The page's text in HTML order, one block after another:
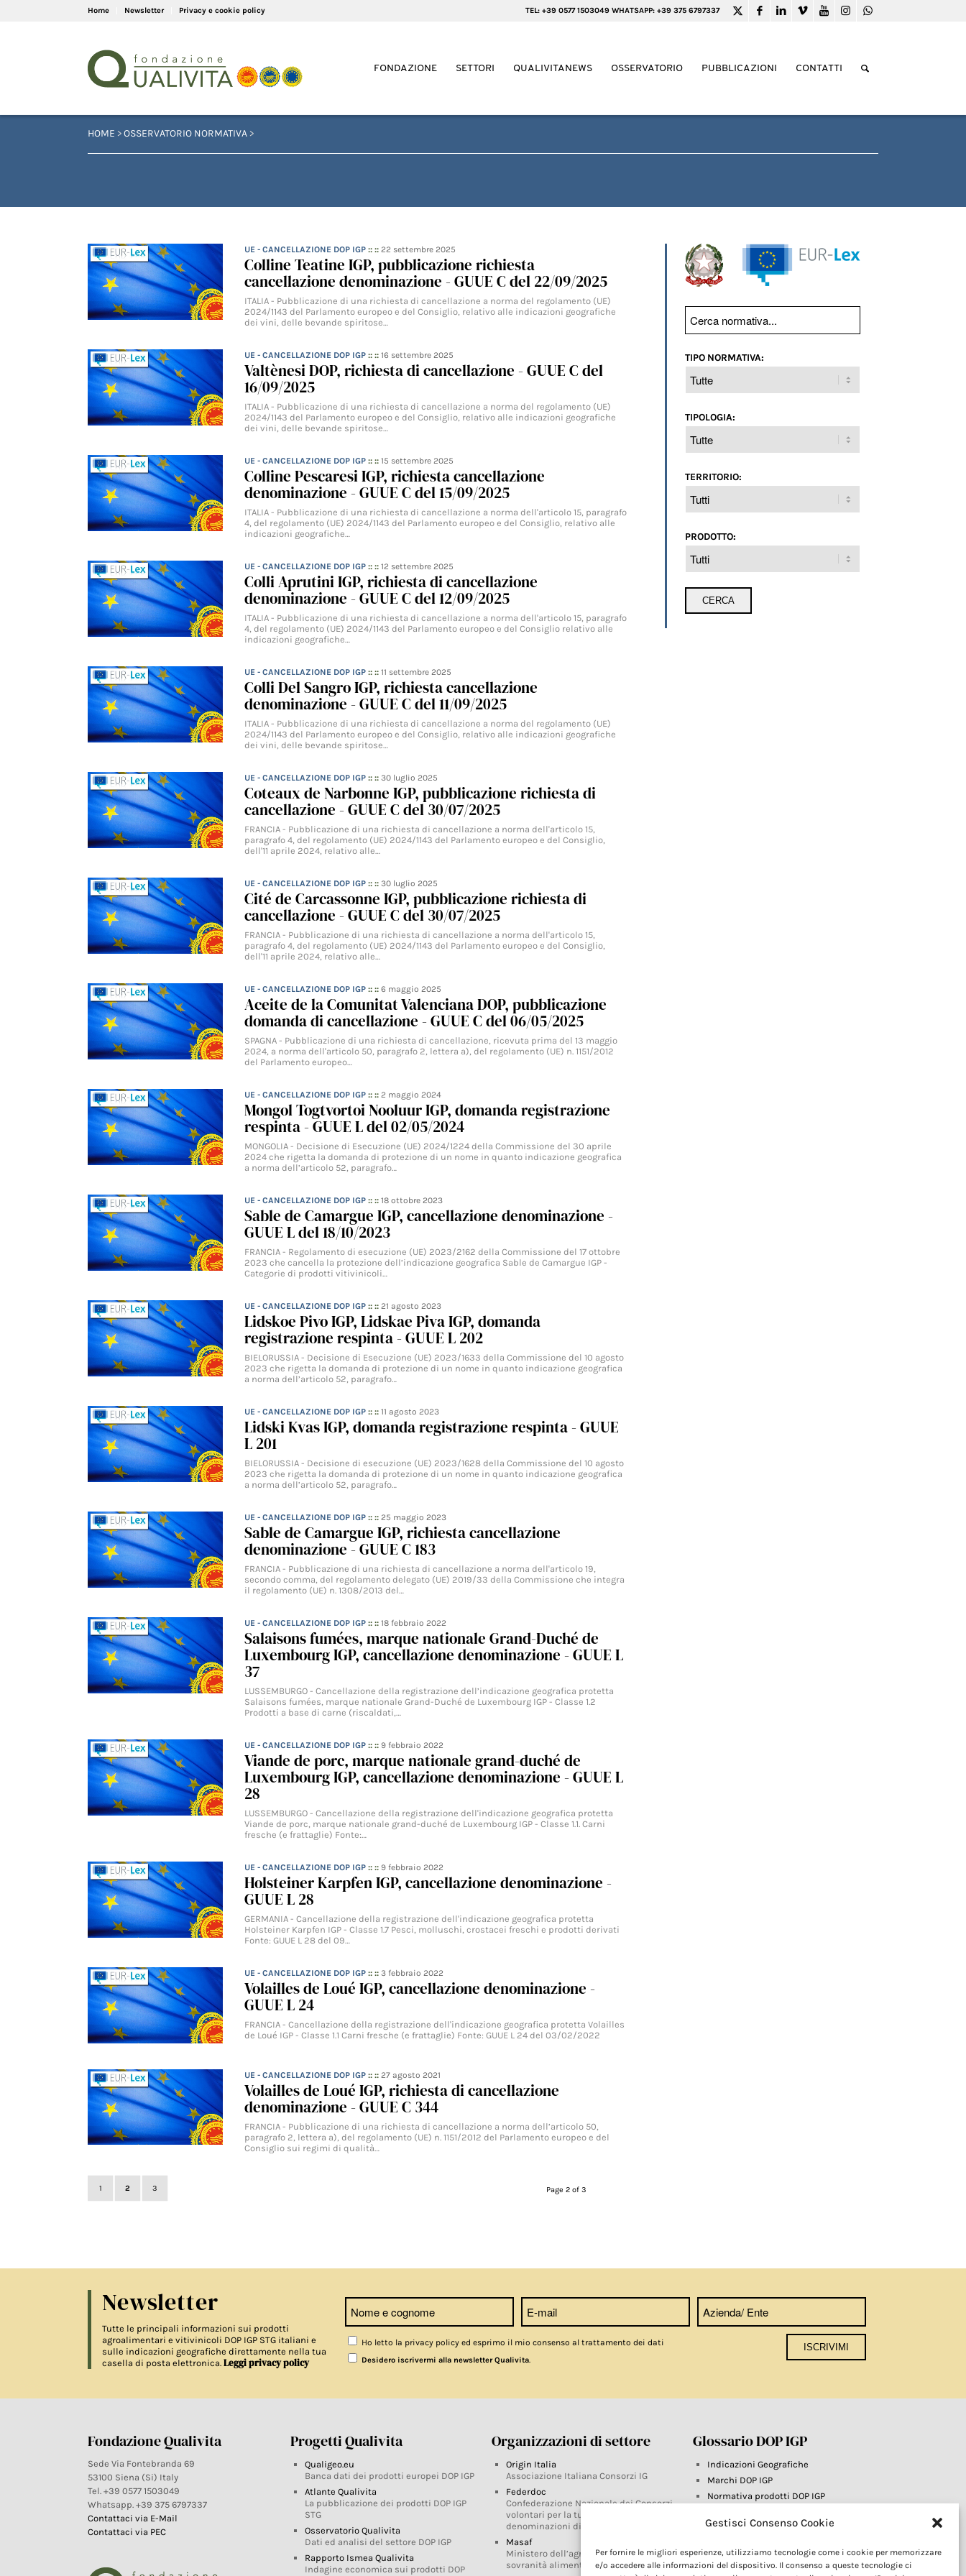
Gestisci Consenso Cookie
Per fornire le migliori esperienze, utilizziamo tecnologie come i cookie per memorizzare
e/o accedere alle informazioni del dispositivo. Il consenso a queste tecnologie ci
Home Newsletter Privacy e cookie policy TEL: +39 0577 1503049 WHATSAPP: +39 375 6797337
FONDAZIONE SETTORI QUALIVITANEWS OSSERVATORIO PUBBLICAZIONI CONTATTI
HOME >OSSERVATORIO NORMATIVA >
UE - CANCELLAZIONE DOP IGP :: ::22 settembre 2025
Colline Teatine IGP, pubblicazione richiesta
cancellazione denominazione - GUUE C del 22/09/2025
ITALIA - Pubblicazione di una richiesta di cancellazione a norma del regolamento (UE)
2024/1143 del Parlamento europeo e del Consiglio, relativo alle indicazioni geografiche
dei vini, delle bevande spiritose…
UE - CANCELLAZIONE DOP IGP :: ::16 settembre 2025
Valtènesi DOP, richiesta di cancellazione - GUUE C del
16/09/2025
ITALIA - Pubblicazione di una richiesta di cancellazione a norma del regolamento (UE)
2024/1143 del Parlamento europeo e del Consiglio, relativo alle indicazioni geografiche
dei vini, delle bevande spiritose…
UE - CANCELLAZIONE DOP IGP :: ::15 settembre 2025
Colline Pescaresi IGP, richiesta cancellazione
denominazione - GUUE C del 15/09/2025
ITALIA - Pubblicazione di una richiesta di cancellazione a norma dell'articolo 15, paragrafo
4, del regolamento (UE) 2024/1143 del Parlamento europeo e del Consiglio, relativo alle
indicazioni geografiche…
UE - CANCELLAZIONE DOP IGP :: ::12 settembre 2025
Colli Aprutini IGP, richiesta di cancellazione
denominazione - GUUE C del 12/09/2025
ITALIA - Pubblicazione di una richiesta di cancellazione a norma dell'articolo 15, paragrafo
4, del regolamento (UE) 2024/1143 del Parlamento europeo e del Consiglio relativo alle
indicazioni geografiche…
UE - CANCELLAZIONE DOP IGP :: ::11 settembre 2025
Colli Del Sangro IGP, richiesta cancellazione
denominazione - GUUE C del 11/09/2025
ITALIA - Pubblicazione di una richiesta di cancellazione a norma del regolamento (UE)
2024/1143 del Parlamento europeo e del Consiglio, relativo alle indicazioni geografiche
dei vini, delle bevande spiritose…
UE - CANCELLAZIONE DOP IGP :: ::30 luglio 2025
Coteaux de Narbonne IGP, pubblicazione richiesta di
cancellazione - GUUE C del 30/07/2025
FRANCIA - Pubblicazione di una richiesta di cancellazione a norma dell'articolo 15,
paragrafo 4, del regolamento (UE) 2024/1143 del Parlamento europeo e del Consiglio,
dell'11 aprile 2024, relativo alle…
UE - CANCELLAZIONE DOP IGP :: ::30 luglio 2025
Cité de Carcassonne IGP, pubblicazione richiesta di
cancellazione - GUUE C del 30/07/2025
FRANCIA - Pubblicazione di una richiesta di cancellazione a norma dell'articolo 15,
paragrafo 4, del regolamento (UE) 2024/1143 del Parlamento europeo e del Consiglio,
dell'11 aprile 2024, relativo alle…
UE - CANCELLAZIONE DOP IGP :: ::6 maggio 2025
Aceite de la Comunitat Valenciana DOP, pubblicazione
domanda di cancellazione - GUUE C del 06/05/2025
SPAGNA - Pubblicazione di una richiesta di cancellazione, ricevuta prima del 13 maggio
2024, a norma dell'articolo 50, paragrafo 2, lettera a), del regolamento (UE) n. 1151/2012
del Parlamento europeo…
UE - CANCELLAZIONE DOP IGP :: ::2 maggio 2024
Mongol Togtvortoi Nooluur IGP, domanda registrazione
respinta - GUUE L del 02/05/2024
MONGOLIA - Decisione di Esecuzione (UE) 2024/1224 della Commissione del 30 aprile
2024 che rigetta la domanda di protezione di un nome in quanto indicazione geografica
a norma dell’articolo 52, paragrafo…
UE - CANCELLAZIONE DOP IGP :: ::18 ottobre 2023
Sable de Camargue IGP, cancellazione denominazione -
GUUE L del 18/10/2023
FRANCIA - Regolamento di esecuzione (UE) 2023/2162 della Commissione del 17 ottobre
2023 che cancella la protezione dell’indicazione geografica Sable de Camargue IGP -
Categorie di prodotti vitivinicoli…
UE - CANCELLAZIONE DOP IGP :: ::21 agosto 2023
Lidskoe Pivo IGP, Lidskae Piva IGP, domanda
registrazione respinta - GUUE L 202
BIELORUSSIA - Decisione di Esecuzione (UE) 2023/1633 della Commissione del 10 agosto
2023 che rigetta la domanda di protezione di un nome in quanto indicazione geografica
a norma dell’articolo 52, paragrafo…
UE - CANCELLAZIONE DOP IGP :: ::11 agosto 2023
Lidski Kvas IGP, domanda registrazione respinta - GUUE
L 201
BIELORUSSIA - Decisione di esecuzione (UE) 2023/1628 della Commissione del 10 agosto
2023 che rigetta la domanda di protezione di un nome in quanto indicazione geografica
a norma dell’articolo 52, paragrafo…
UE - CANCELLAZIONE DOP IGP :: ::25 maggio 2023
Sable de Camargue IGP, richiesta cancellazione
denominazione - GUUE C 183
FRANCIA - Pubblicazione di una richiesta di cancellazione a norma dell'articolo 19,
secondo comma, del regolamento delegato (UE) 2019/33 della Commissione che integra
il regolamento (UE) n. 1308/2013 del…
UE - CANCELLAZIONE DOP IGP :: ::18 febbraio 2022
Salaisons fumées, marque nationale Grand-Duché de
Luxembourg IGP, cancellazione denominazione - GUUE L
37
LUSSEMBURGO - Cancellazione della registrazione dell’indicazione geografica protetta
Salaisons fumées, marque nationale Grand-Duché de Luxembourg IGP - Classe 1.2
Prodotti a base di carne (riscaldati,…
UE - CANCELLAZIONE DOP IGP :: ::9 febbraio 2022
Viande de porc, marque nationale grand-duché de
Luxembourg IGP, cancellazione denominazione - GUUE L
28
LUSSEMBURGO - Cancellazione della registrazione dell'indicazione geografica protetta
Viande de porc, marque nationale grand-duché de Luxembourg IGP - Classe 1.1. Carni
fresche (e frattaglie) Fonte:…
UE - CANCELLAZIONE DOP IGP :: ::9 febbraio 2022
Holsteiner Karpfen IGP, cancellazione denominazione -
GUUE L 28
GERMANIA - Cancellazione della registrazione dell'indicazione geografica protetta
Holsteiner Karpfen IGP - Classe 1.7 Pesci, molluschi, crostacei freschi e prodotti derivati
Fonte: GUUE L 28 del 09…
UE - CANCELLAZIONE DOP IGP :: ::3 febbraio 2022
Volailles de Loué IGP, cancellazione denominazione -
GUUE L 24
FRANCIA - Cancellazione della registrazione dell'indicazione geografica protetta Volailles
de Loué IGP - Classe 1.1 Carni fresche (e frattaglie) Fonte: GUUE L 24 del 03/02/2022
UE - CANCELLAZIONE DOP IGP :: ::27 agosto 2021
Volailles de Loué IGP, richiesta di cancellazione
denominazione - GUUE C 344
FRANCIA - Pubblicazione di una richiesta di cancellazione a norma dell’articolo 50,
paragrafo 2, lettera a), del regolamento (UE) n. 1151/2012 del Parlamento europeo e del
Consiglio sui regimi di qualità…
Page 2 of 3
1 2 3
TIPO NORMATIVA:
TIPOLOGIA:
TERRITORIO:
PRODOTTO:
Newsletter
Tutte le principali informazioni sui prodotti
agroalimentari e vitivinicoli DOP IGP STG italiani e
sulle indicazioni geografiche direttamente nella tua
casella di posta elettronica. Leggi privacy policy
Ho letto la privacy policy ed esprimo il mio consenso al trattamento dei dati
Desidero iscrivermi alla newsletter Qualivita
Fondazione Qualivita
Sede Via Fontebranda 69
53100 Siena (Si) Italy
Tel. +39 0577 1503049
Whatsapp. +39 375 6797337
Contattaci via E-Mail
Contattaci via PEC
Progetti Qualivita
Qualigeo.eu
Banca dati dei prodotti europei DOP IGP
Atlante Qualivita
La pubblicazione dei prodotti DOP IGP
STG
Osservatorio Qualivita
Dati ed analisi del settore DOP IGP
Rapporto Ismea Qualivita
Indagine economica sui prodotti DOP
Organizzazioni di settore
Origin Italia
Associazione Italiana Consorzi IG
Federdoc
Confederazione Nazionale dei Consorzi
volontari per la tutela delle
denominazioni di origine
Masaf
Ministero dell’agricoltura, della
sovranità alimentare e delle foreste
Glossario DOP IGP
Indicazioni Geografiche
Marchi DOP IGP
Normativa prodotti DOP IGP
Farm To Fork e prodotti DOP IGP
Riforma Sistema IG